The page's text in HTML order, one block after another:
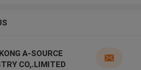
A-SOURCE
CO,.LIMITED